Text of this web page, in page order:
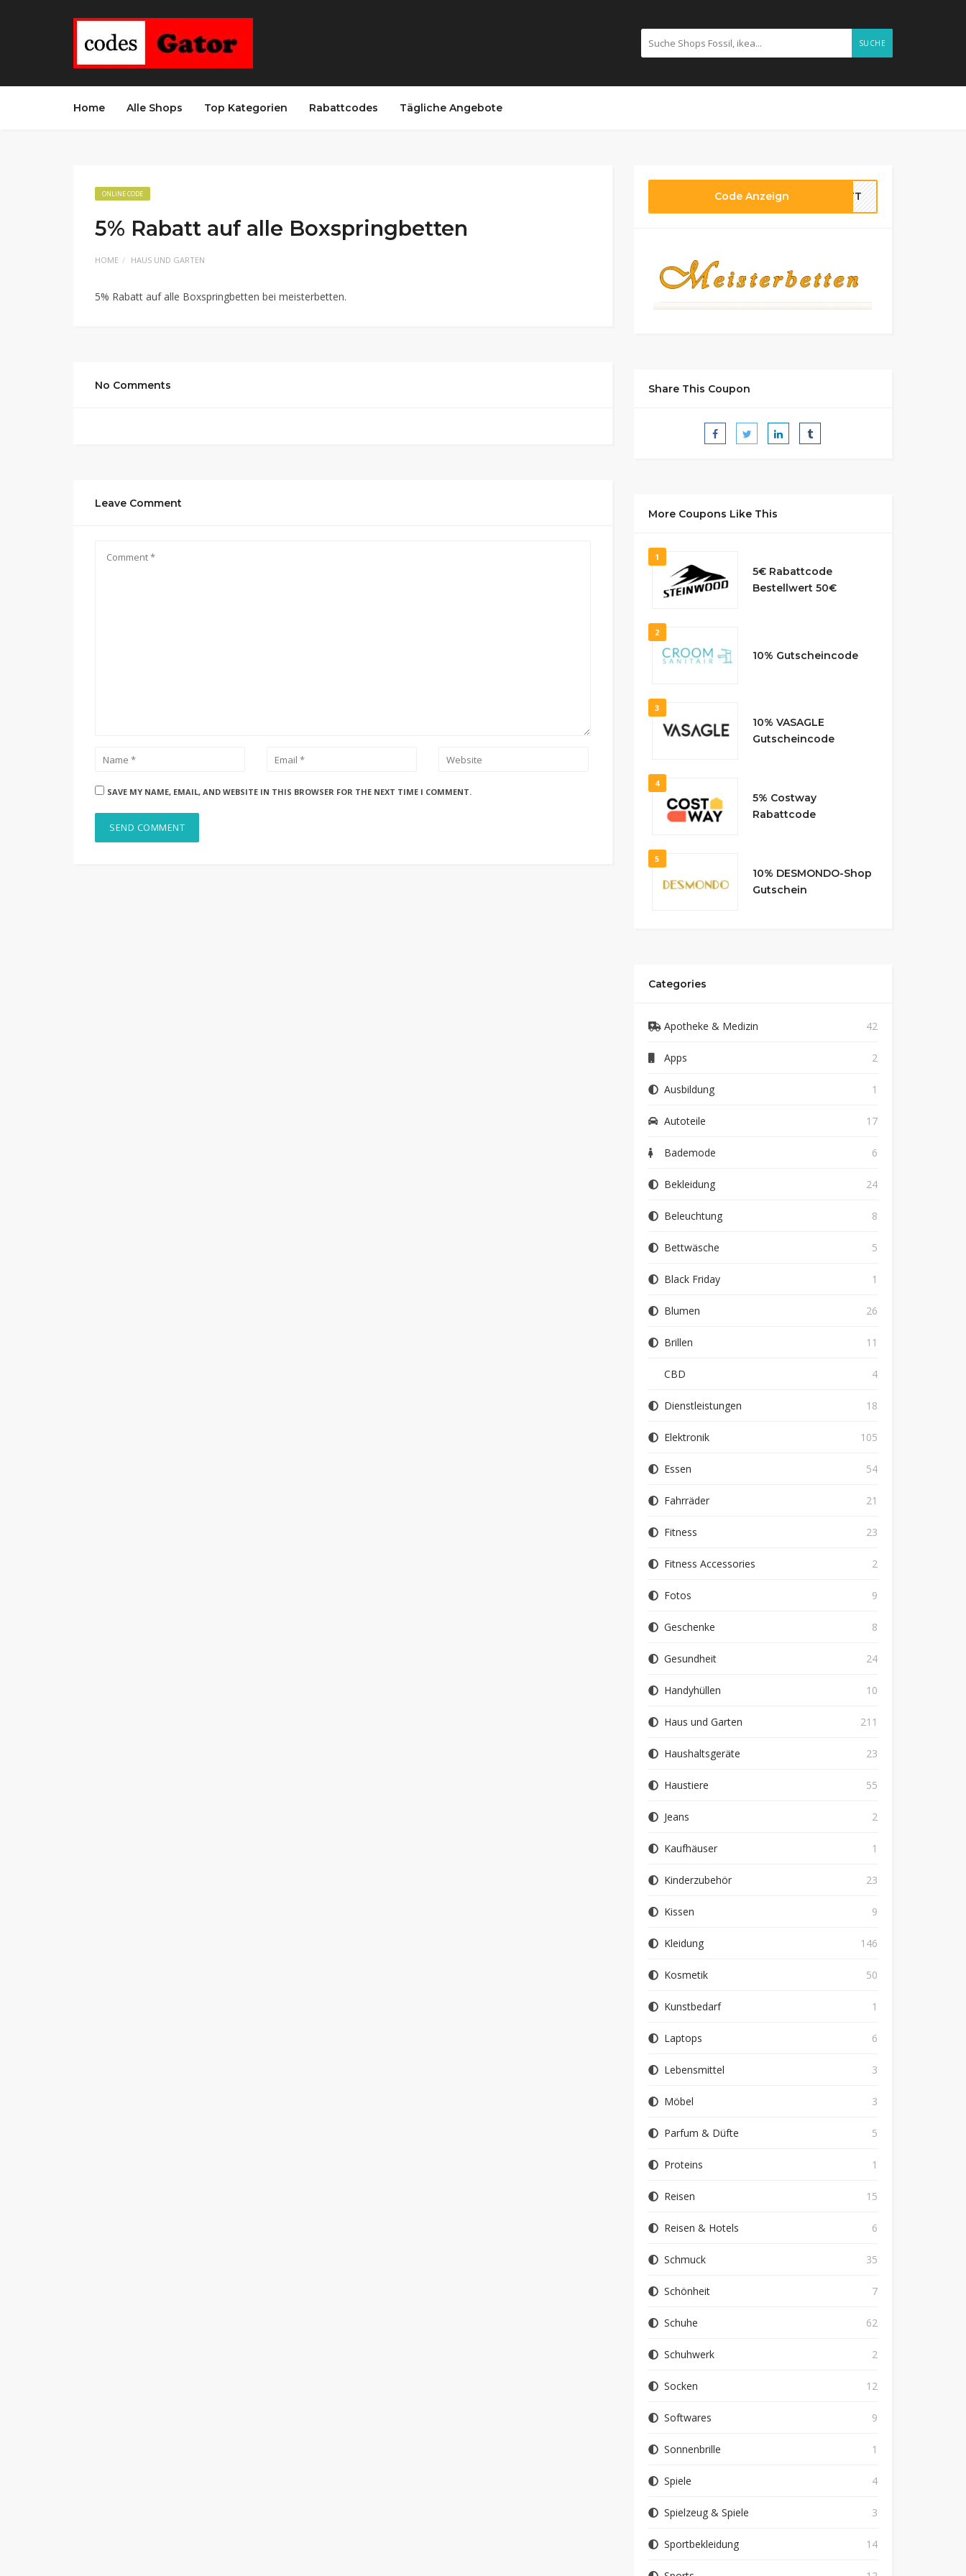
SUCHE
Home Alle Shops Top Kategorien Rabattcodes Tägliche Angebote
ONLINE CODE
5% Rabatt auf alle Boxspringbetten
HOME HAUS UND GARTEN
5% Rabatt auf alle Boxspringbetten bei meisterbetten.
No Comments
Leave Comment
SAVE MY NAME, EMAIL, AND WEBSITE IN THIS BROWSER FOR THE NEXT TIME I COMMENT.
Code Anzeign BETT
Share This Coupon
More Coupons Like This
1
5€ Rabattcode
Bestellwert 50€
2
10% Gutscheincode
3
10% VASAGLE
Gutscheincode
4
5% Costway
Rabattcode
5
10% DESMONDO-Shop
Gutschein
Categories
Apotheke & Medizin 42
Apps 2
Ausbildung 1
Autoteile 17
Bademode 6
Bekleidung 24
Beleuchtung 8
Bettwäsche 5
Black Friday 1
Blumen 26
Brillen 11
CBD 4
Dienstleistungen 18
Elektronik 105
Essen 54
Fahrräder 21
Fitness 23
Fitness Accessories 2
Fotos 9
Geschenke 8
Gesundheit 24
Handyhüllen 10
Haus und Garten 211
Haushaltsgeräte 23
Haustiere 55
Jeans 2
Kaufhäuser 1
Kinderzubehör 23
Kissen 9
Kleidung 146
Kosmetik 50
Kunstbedarf 1
Laptops 6
Lebensmittel 3
Möbel 3
Parfum & Düfte 5
Proteins 1
Reisen 15
Reisen & Hotels 6
Schmuck 35
Schönheit 7
Schuhe 62
Schuhwerk 2
Socken 12
Softwares 9
Sonnenbrille 1
Spiele 4
Spielzeug & Spiele 3
Sportbekleidung 14